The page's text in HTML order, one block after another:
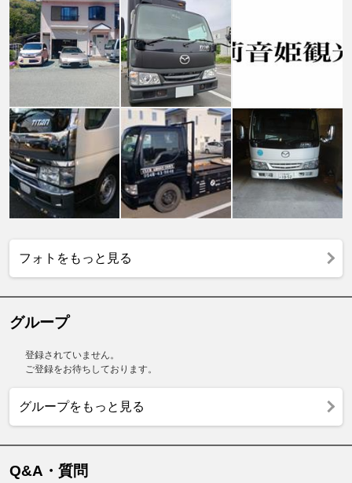
フォトをもっと見る
グループ
登録されていません。
ご登録をお待ちしております。
グループをもっと見る
Q&A・質問